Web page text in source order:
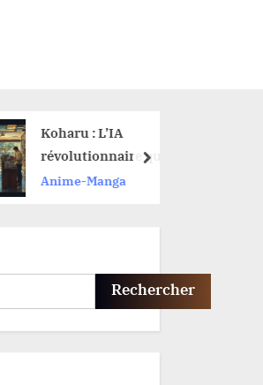
Koharu : L’IA
révolutionnaire qui
traduit vos mangas
sans effort
Anime-Manga
next
Rechercher